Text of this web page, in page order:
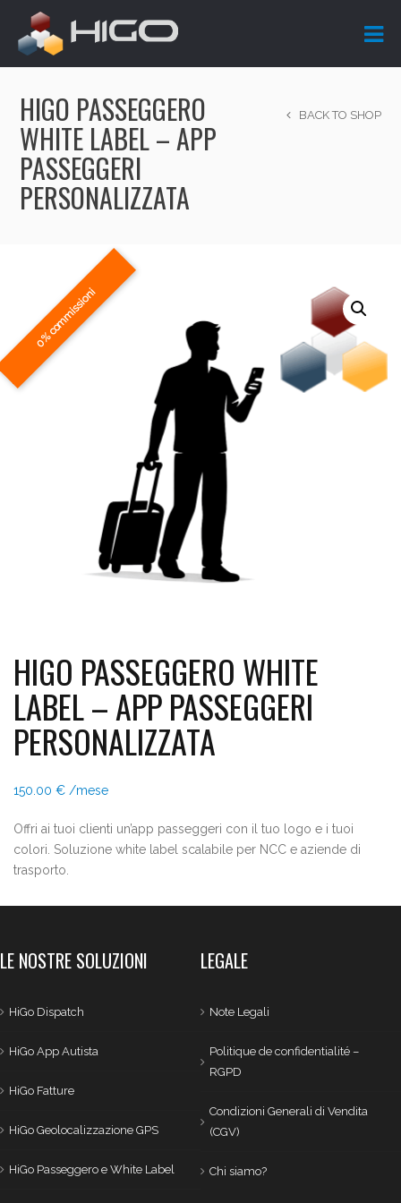
HIGO PASSEGGERO
WHITE LABEL – APP
PASSEGGERI
PERSONALIZZATA
BACK TO SHOP
0% commissioni
HIGO PASSEGGERO WHITE
LABEL – APP PASSEGGERI
PERSONALIZZATA
150.00 € /mese
Offri ai tuoi clienti un’app passeggeri con il tuo logo e i tuoi
colori. Soluzione white label scalabile per NCC e aziende di
trasporto.
LE NOSTRE SOLUZIONI
HiGo Dispatch
HiGo App Autista
HiGo Fatture
HiGo Geolocalizzazione GPS
HiGo Passeggero e White Label
LEGALE
Note Legali
Politique de confidentialité –
RGPD
Condizioni Generali di Vendita
(CGV)
Chi siamo?